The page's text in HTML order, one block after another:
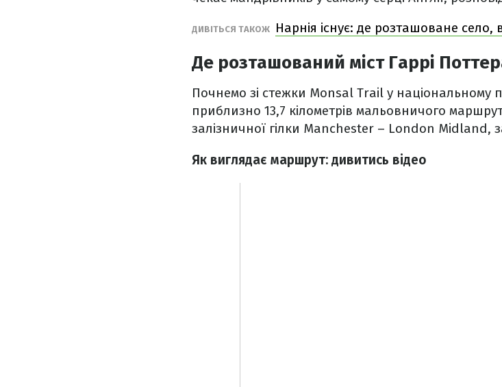
ДИВІТЬСЯ ТАКОЖ Нарнія існує: де розташоване село,
Де розташований міст Гаррі
Почнемо зі стежки Monsal Trail у національному
приблизно 13,7 кілометрів мальовничого
залізничної гілки Manchester – London Midland,
Як виглядає маршрут: дивитись відео